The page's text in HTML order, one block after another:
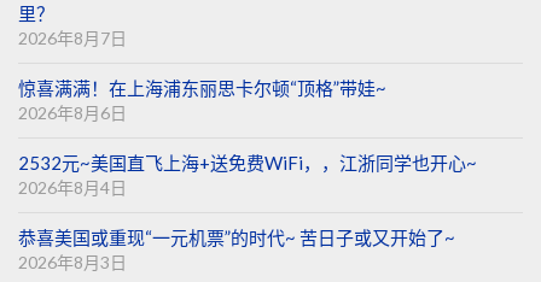
里？
2026年8月7日
惊喜满满！在上海浦东丽思卡尔顿“顶格”带娃~
2026年8月6日
2532元~美国直飞上海+送免费WiFi，，江浙同学也开心~
2026年8月4日
恭喜美国或重现“一元机票”的时代~ 苦日子或又开始了~
2026年8月3日